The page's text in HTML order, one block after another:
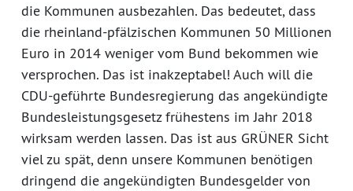
die Kommunen ausbezahlen. Das bedeutet, dass
die rheinland-pfälzischen Kommunen 50 Millionen
Euro in 2014 weniger vom Bund bekommen wie
versprochen. Das ist inakzeptabel! Auch will die
CDU-geführte Bundesregierung das angekündigte
Bundesleistungsgesetz frühestens im Jahr 2018
wirksam werden lassen. Das ist aus GRÜNER Sicht
viel zu spät, denn unsere Kommunen benötigen
dringend die angekündigten Bundesgelder von